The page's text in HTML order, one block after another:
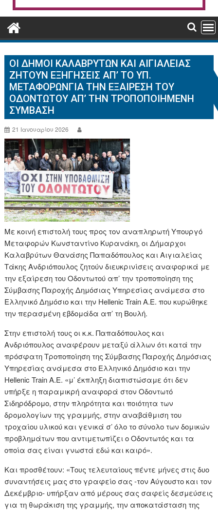
ΟΙ ΔΉΜΟΙ ΚΑΛΑΒΡΎΤΩΝ ΚΑΙ ΑΙΓΙΑΛΕΊΑΣ
ΖΗΤΟΎΝ ΕΞΗΓΉΣΕΙΣ ΑΠ’ ΤΟ ΥΠ.
ΜΕΤΑΦΟΡΏΝΓΙΑ ΤΗΝ ΕΞΑΊΡΕΣΗ ΤΟΥ
ΟΔΟΝΤΩΤΟΎ ΑΠ’ ΤΗΝ ΤΡΟΠΟΠΟΙΗΜΈΝΗ
ΣΎΜΒΑΣΗ
21 Ιανουαρίου 2026
Με κοινή επιστολή τους προς τον αναπληρωτή Υπουργό
Μεταφορών Κωνσταντίνο Κυρανάκη, οι Δήμαρχοι
Καλαβρύτων Θανάσης Παπαδόπουλος και Αιγιαλείας
Τάκης Ανδριόπουλος ζητούν διευκρινίσεις αναφορικά με
την εξαίρεση του Οδοντωτού απ’ την τροποποίηση της
Σύμβασης Παροχής Δημόσιας Υπηρεσίας ανάμεσα στο
Ελληνικό Δημόσιο και την Hellenic Train Α.Ε. που κυρώθηκε
την περασμένη εβδομάδα απ’ τη Βουλή.
Στην επιστολή τους οι κ.κ. Παπαδόπουλος και
Ανδριόπουλος αναφέρουν μεταξύ άλλων ότι κατά την
πρόσφατη Τροποποίηση της Σύμβασης Παροχής Δημόσιας
Υπηρεσίας ανάμεσα στο Ελληνικό Δημόσιο και την
Hellenic Train Α.Ε. «μ’ έκπληξη διαπιστώσαμε ότι δεν
υπήρξε η παραμικρή αναφορά στον Οδοντωτό
Σιδηρόδρομο, στην πληρότητα και ποιότητα των
δρομολογίων της γραμμής, στην αναβάθμιση του
τροχαίου υλικού και γενικά σ’ όλο το σύνολο των δομικών
προβλημάτων που αντιμετωπίζει ο Οδοντωτός και τα
οποία σας είναι γνωστά εδώ και καιρό».
Και προσθέτουν: «Τους τελευταίους πέντε μήνες στις δυο
συναντήσεις μας στο γραφείο σας -τον Αύγουστο και τον
Δεκέμβριο- υπήρξαν από μέρους σας σαφείς δεσμεύσεις
για τη θωράκιση της γραμμής, την αποκατάσταση της